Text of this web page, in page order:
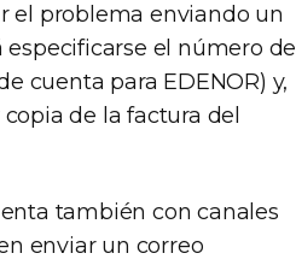
el problema enviando un
especificarse el número de
cuenta para EDENOR) y,
de la factura del
también con canales
enviar un correo